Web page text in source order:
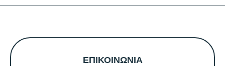
ΕΠΙΚΟΙΝΩΝΙΑ